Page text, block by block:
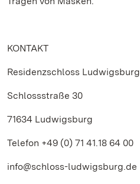
KONTAKT
Residenzschloss Ludwigsburg
Schlossstraße 30
71634 Ludwigsburg
Telefon +49 (0) 71 41.18 64 00
info@schloss-ludwigsburg.de